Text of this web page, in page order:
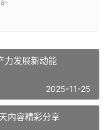
力发展新动能
2025-11-25
内容精彩分享